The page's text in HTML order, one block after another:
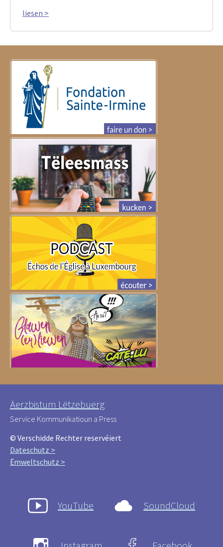
liesen >
Äerzbistum Lëtzebuerg
Service Kommunikatioun a Press
© Verschidde Rechter reservéiert
Dateschutz >
Ëmweltschutz >
YouTube SoundCloud